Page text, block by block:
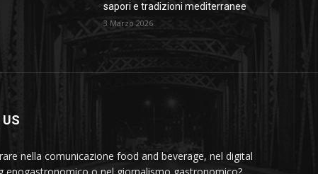
sapori e tradizioni mediterranee
3 Marzo 2026
nella comunicazione food and beverage, nel digital